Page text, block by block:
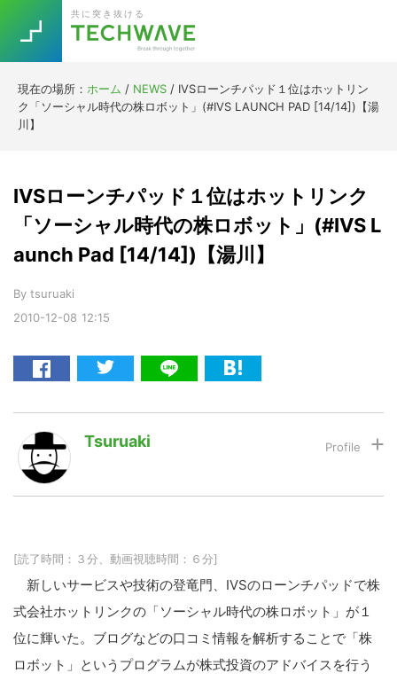
primary
navigation
main
content
primary
sidebar
footer
共に突き抜ける
現在の場所： ホーム / NEWS / IVSローンチパッド１位はホットリン
ク「ソーシャル時代の株ロボット」(#IVS LAUNCH PAD [14/14])【湯
川】
2010-12-08 12:15
IVSローンチパッド１位はホットリンク
「ソーシャル時代の株ロボット」(#IVS L
aunch Pad [14/14])【湯川】
By tsuruaki
Tsuruaki
[読了時間：３分、動画視聴時間：６分]
新しいサービスや技術の登竜門、IVSのローンチパッドで株
式会社ホットリンクの「ソーシャル時代の株ロボット」が１
位に輝いた。ブログなどの口コミ情報を解析することで「株
ロボット」というプログラムが株式投資のアドバイスを行う
TOPICS
暗号資産
VR/AR
LINE
特集
Block Data Bank
Trend
Keywords
今話題の注目キーワード
5G Asana テレワーク
ニューノーマル
Daily Weekly